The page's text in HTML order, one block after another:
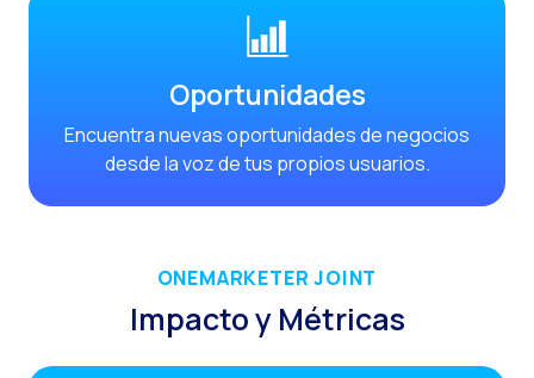
Trazabilidad de
Derivar los flujos
Humanizando las
Oportunidades
Encuentra nuevas oportunidades de negocios
desde la voz de tus propios usuarios.
ONEMARKETER JOINT
Impacto y Métricas